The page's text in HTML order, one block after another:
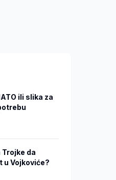
ili slika za
Trojke da
u Vojkoviće?